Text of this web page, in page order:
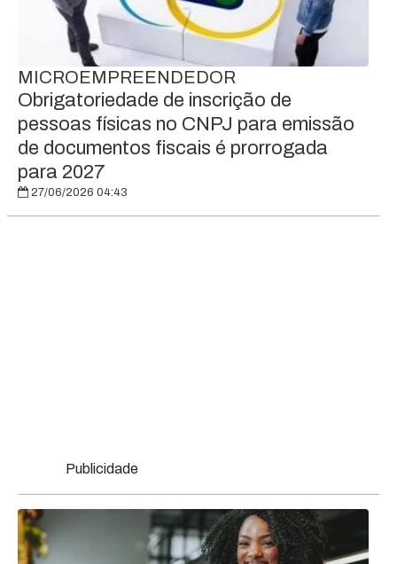
MICROEMPREENDEDOR
Obrigatoriedade de inscrição de
pessoas físicas no CNPJ para emissão
de documentos fiscais é prorrogada
para 2027
27/06/2026 04:43
Publicidade